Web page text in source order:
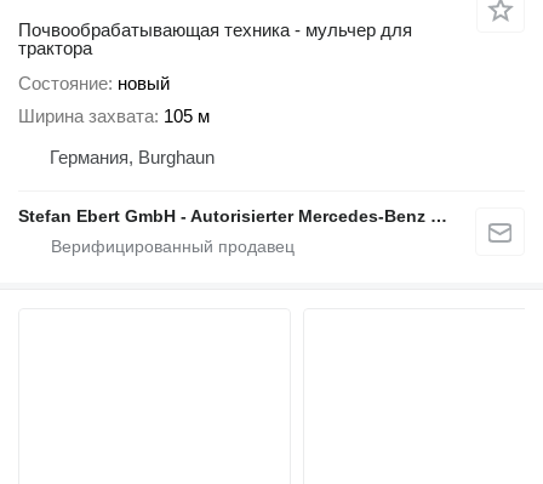
Почвообрабатывающая техника - мульчер для
трактора
Состояние новый
Ширина захвата 105 м
Германия, Burghaun
Stefan Ebert GmbH - Autorisierter Mercedes-Benz Servicepartner